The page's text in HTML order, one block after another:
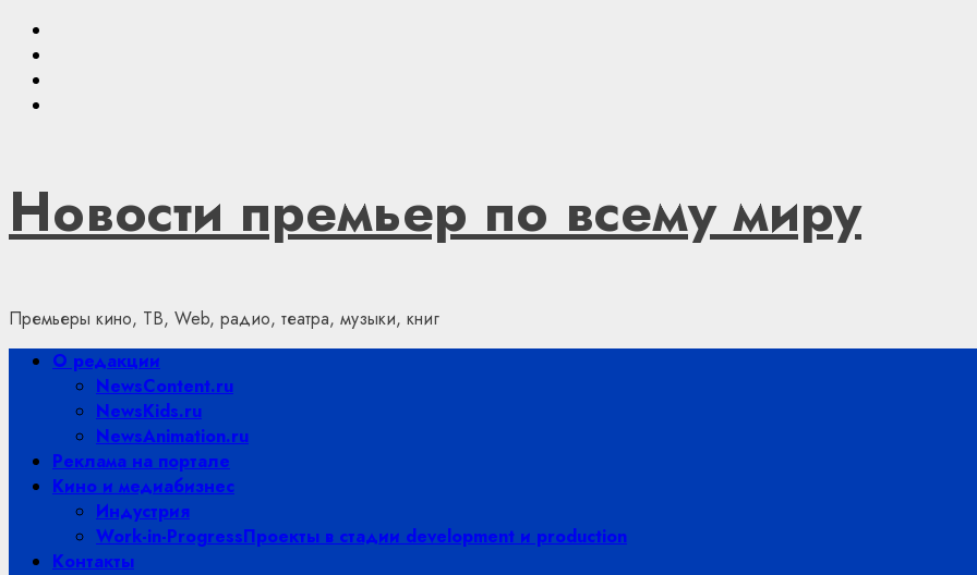
Skip
content
Новости премьер по всему миру
Премьеры кино, ТВ, Web, радио, театра, музыки, книг
PrimaryО редакции
NewsContent.ru
NewsKids.ru
NewsAnimation.ru
Реклама на портале
Кино и медиабизнес
Индустрия
Work-in-ProgressПроекты в стадии development и production
Контакты